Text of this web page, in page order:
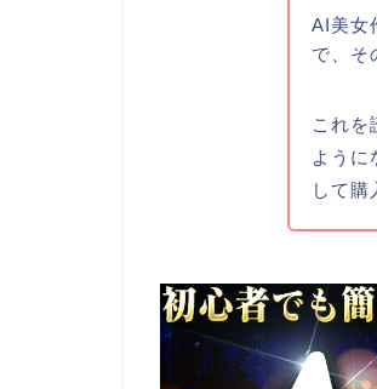
AI美女
で、そ
これを
ように
して購